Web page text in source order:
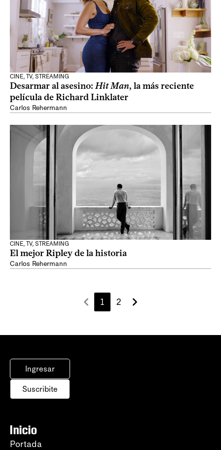
CINE, TV, STREAMING
Desarmar al asesino:Hit Man, la más reciente
película de Richard Linklater
Carlos Rehermann
CINE, TV, STREAMING
El mejor Ripley de la historia
Carlos Rehermann
1 2
Ingresar
Suscribite
Inicio
Portada